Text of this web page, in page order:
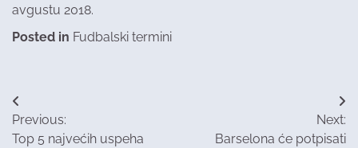
avgustu 2018.
Posted in Fudbalski termini
Post
navigation
Previous:
Top 5 najvećih uspeha
Next:
Barselona će potpisati